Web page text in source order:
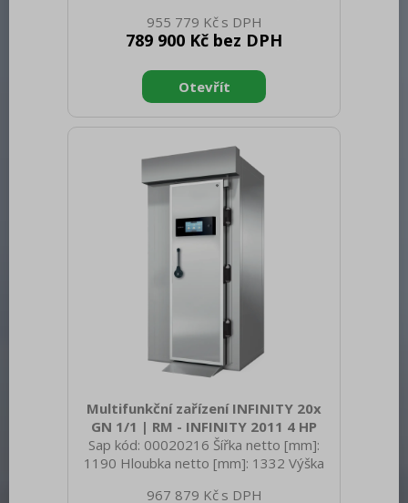
595.00 Šířka brutto [mm]: 1310 Hloubka
brutto [mm]: 2310 Výška brutto [mm]:
spotřebiče: Elektrické zařízení Materiál:
AISI 304 Vnější barva zařízení: Nerezové
Příkon elektrický [kW]: 5.420 Napájení:
Dotykové Velikost displeje: 9" Chladivo:
R452a Počet GN / EN zařízení: 40
Velikost GN / EN zař
955 779 Kč
789 900 Kč bez DPH
Multifunkční zařízení INFINITY 20x
GN 1/1 | RM - INFINITY 2011 4 HP
Sap kód: 00020216 Šířka netto [mm]:
1190 Hloubka netto [mm]: 1332 Výška
574.80 Šířka brutto [mm]: 1110 Hloubka
967 879 Kč